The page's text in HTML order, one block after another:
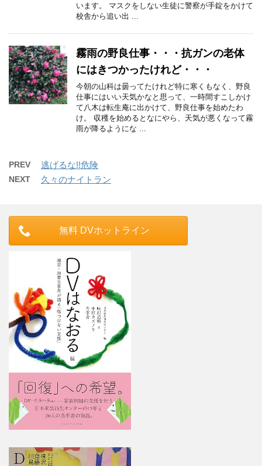
います。 マスクをしない生徒に警察が手錠をかけて
校舎から追い出 ...
霧雨の野良仕事・・・抗ガンの老体
にはきつかったけれど・・・
今朝の山科は曇ってたけれど特に寒くもなく、野良
仕事にはいい天気かなと思って、一時間すこしかけ
て八木は転生庵に出かけて、野良仕事を始めたわ
け。 収穫を始めるとなにやら、天気が悪くなって霧
雨が降るようにな ...
PREV 逃げるな!!危険
NEXT 久々のナイトラン
無料 DVホットライン